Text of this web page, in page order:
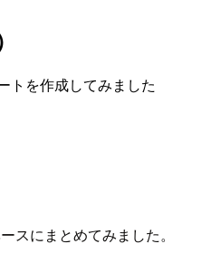
トを作成してみました
にまとめてみました。